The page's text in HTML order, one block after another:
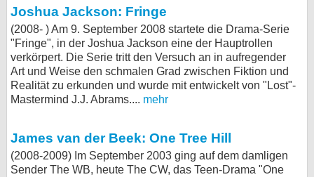
Joshua Jackson: Fringe
(2008- ) Am 9. September 2008 startete die Drama-Serie
"Fringe", in der Joshua Jackson eine der Hauptrollen
verkörpert. Die Serie tritt den Versuch an in aufregender
Art und Weise den schmalen Grad zwischen Fiktion und
Realität zu erkunden und wurde mit entwickelt von "Lost"-
Mastermind J.J. Abrams.... mehr
James van der Beek: One Tree Hill
(2008-2009) Im September 2003 ging auf dem damligen
Sender The WB, heute The CW, das Teen-Drama "One